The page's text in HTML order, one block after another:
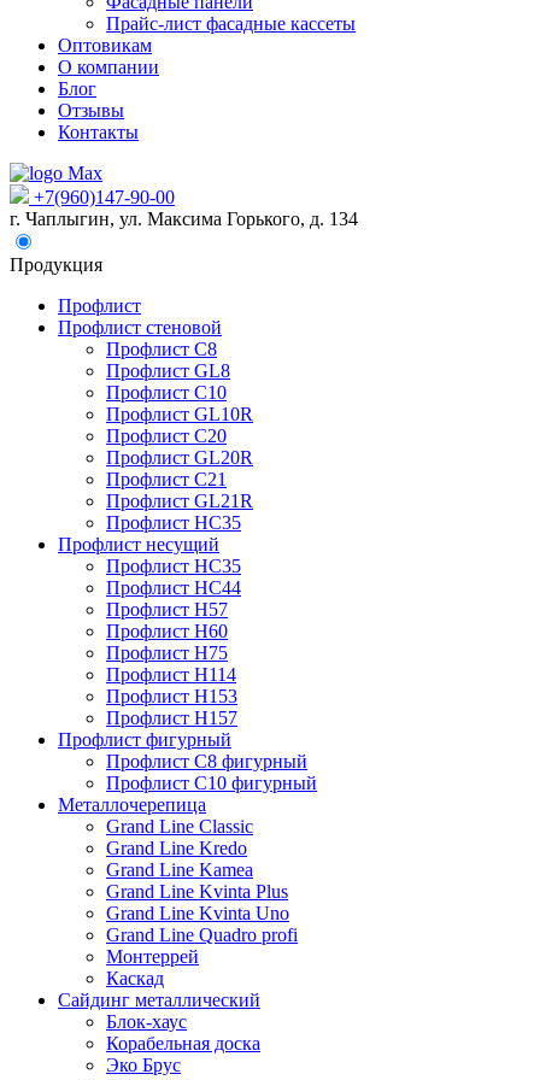
Прайс-лист фасадные кассеты
Оптовикам
О компании
Блог
Отзывы
Контакты
+7(960)147-90-00
г. Чаплыгин, ул. Максима Горького, д. 134
Продукция
Профлист
Профлист стеновой
Профлист С8
Профлист GL8
Профлист С10
Профлист GL10R
Профлист С20
Профлист GL20R
Профлист С21
Профлист GL21R
Профлист НС35
Профлист несущий
Профлист НС35
Профлист НС44
Профлист Н57
Профлист Н60
Профлист Н75
Профлист Н114
Профлист Н153
Профлист Н157
Профлист фигурный
Профлист С8 фигурный
Профлист С10 фигурный
Металлочерепица
Grand Line Classic
Grand Line Kredo
Grand Line Kamea
Grand Line Kvinta Plus
Grand Line Kvinta Uno
Grand Line Quadro profi
Монтеррей
Каскад
Сайдинг металлический
Блок-хаус
Корабельная доска
Эко Брус